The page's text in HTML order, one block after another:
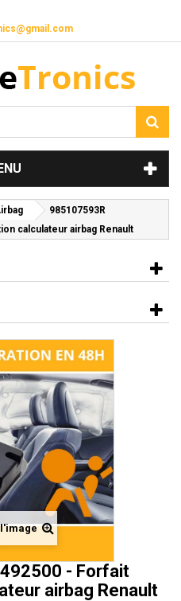
985107593R
calculateur airbag Renault
- Forfait
airbag Renault